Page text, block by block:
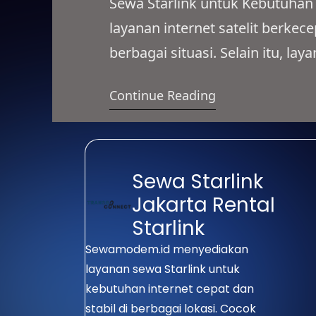
layanan internet satelit
berbagai situasi. Selain itu,
Jangkauannya pun mencakup
sampai wilayah yang belum
Continue Reading
Sewa Starlink
Jakarta Rental
Starlink
Sewamodem.id menyediakan
layanan sewa Starlink untuk
kebutuhan internet cepat dan
stabil di berbagai lokasi. Cocok